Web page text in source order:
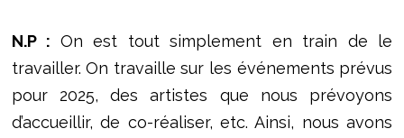
N.P : On est tout simplement en train de le
travailler. On travaille sur les événements prévus
pour 2025, des artistes que nous prévoyons
d’accueillir, de co-réaliser, etc. Ainsi, nous avons